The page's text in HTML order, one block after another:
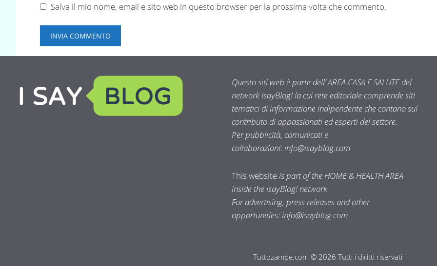
Salva il mio nome, email e sito web in questo browser per la prossima volta che commento.
Questo siti web è parte dell’ AREA CASA E SALUTE del
network IsayBlog! la cui rete editoriale comprende siti
tematici di informazione indipendente che contano sul
contributo di appassionati ed esperti del settore.
Per pubblicità, comunicati e
collaborazioni:info@isayblog.com
This websiteis part of the HOME & HEALTH AREA
inside the IsayBlog! network
For advertising, press releases and other
opportunities:info@isayblog.com
Tuttozampe.com © 2026 Tutti i diritti riservati